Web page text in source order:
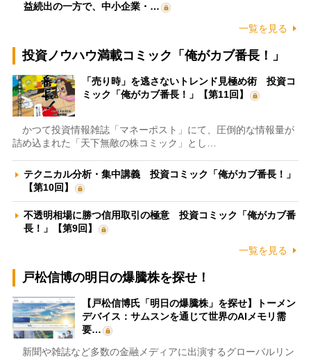
益続出の一方で、中小企業・…
一覧を見る
投資ノウハウ満載コミック「俺がカブ番長！」
「売り時」を逃さないトレンド見極め術 投資コ
ミック「俺がカブ番長！」【第11回】
かつて投資情報雑誌「マネーポスト」にて、圧倒的な情報量が
詰め込まれた「天下無敵の株コミック」とし…
テクニカル分析・集中講義 投資コミック「俺がカブ番長！」
【第10回】
不透明相場に勝つ信用取引の極意 投資コミック「俺がカブ番
長！」【第9回】
一覧を見る
戸松信博の明日の爆騰株を探せ！
【戸松信博氏「明日の爆騰株」を探せ】トーメン
デバイス：サムスンを通じて世界のAIメモリ需
要…
新聞や雑誌など多数の金融メディアに出演するグローバルリン